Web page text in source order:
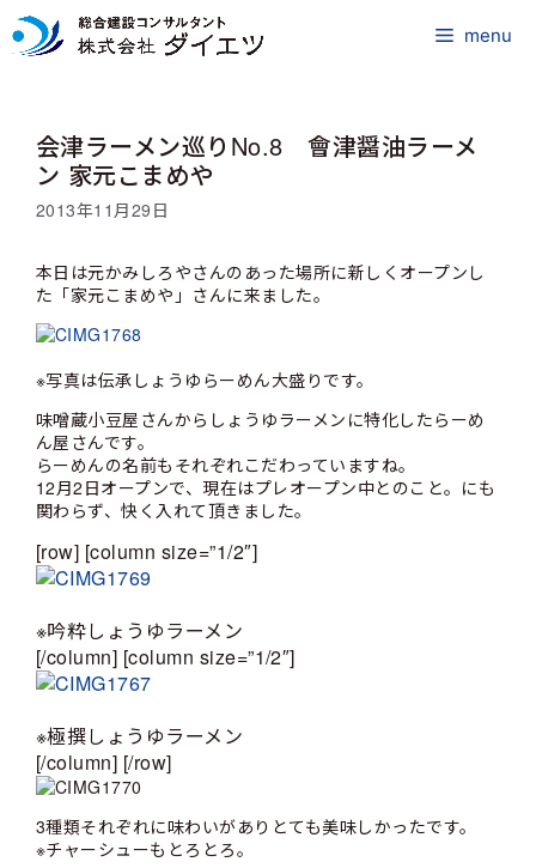
コ
ン
menu
会津ラーメン巡りNo.8 會津醤油ラーメ
ン 家元こまめや
2013年11月29日
本日は元かみしろやさんのあった場所に新しくオープンし
た「家元こまめや」さんに来ました。
※写真は伝承しょうゆらーめん大盛りです。
味噌蔵小豆屋さんからしょうゆラーメンに特化したらーめ
ん屋さんです。
らーめんの名前もそれぞれこだわっていますね。
12月2日オープンで、現在はプレオープン中とのこと。にも
関わらず、快く入れて頂きました。
[row] [column size=”1/2″]
※吟粋しょうゆラーメン
[/column] [column size=”1/2″]
※極撰しょうゆラーメン
[/column] [/row]
3種類それぞれに味わいがありとても美味しかったです。
※チャーシューもとろとろ。